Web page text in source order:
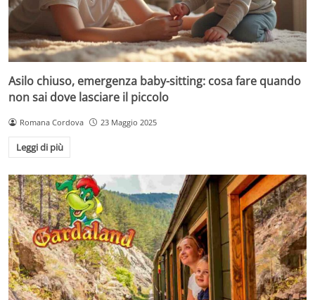
Asilo chiuso, emergenza baby-sitting: cosa fare quando
non sai dove lasciare il piccolo
Romana Cordova 23 Maggio 2025
Leggi di più